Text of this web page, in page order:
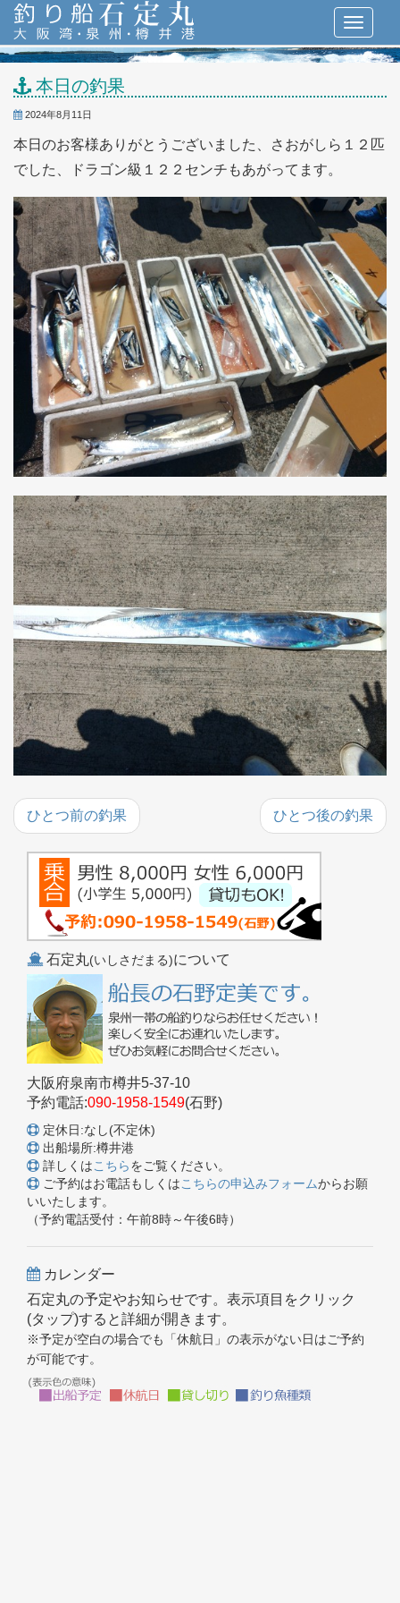
本日の釣果
2024年8月11日
本日のお客様ありがとうございました、さおがしら１２匹
でした、ドラゴン級１２２センチもあがってます。
ひとつ前の釣果 ひとつ後の釣果
石定丸(いしさだまる)について
大阪府泉南市樽井5-37-10
予約電話:090-1958-1549(石野)
定休日:なし(不定休)
出船場所:樽井港
詳しくはこちらをご覧ください。
ご予約はお電話もしくはこちらの申込みフォームからお願
いいたします。
（予約電話受付：午前8時～午後6時）
カレンダー
石定丸の予定やお知らせです。表示項目をクリック
(タップ)すると詳細が開きます。
※予定が空白の場合でも「休航日」の表示がない日はご予約
が可能です。